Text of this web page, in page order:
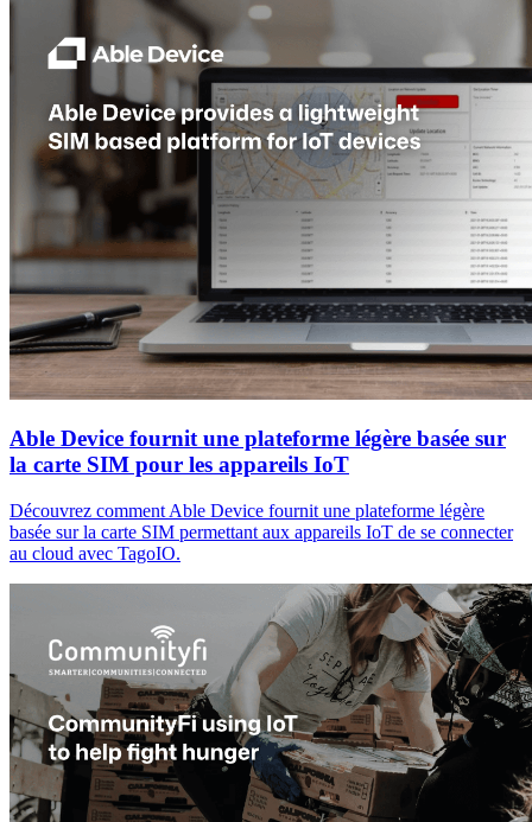
Able Device fournit une plateforme légère basée sur
la carte SIM pour les appareils IoT
Découvrez comment Able Device fournit une plateforme légère
basée sur la carte SIM permettant aux appareils IoT de se connecter
au cloud avec TagoIO.